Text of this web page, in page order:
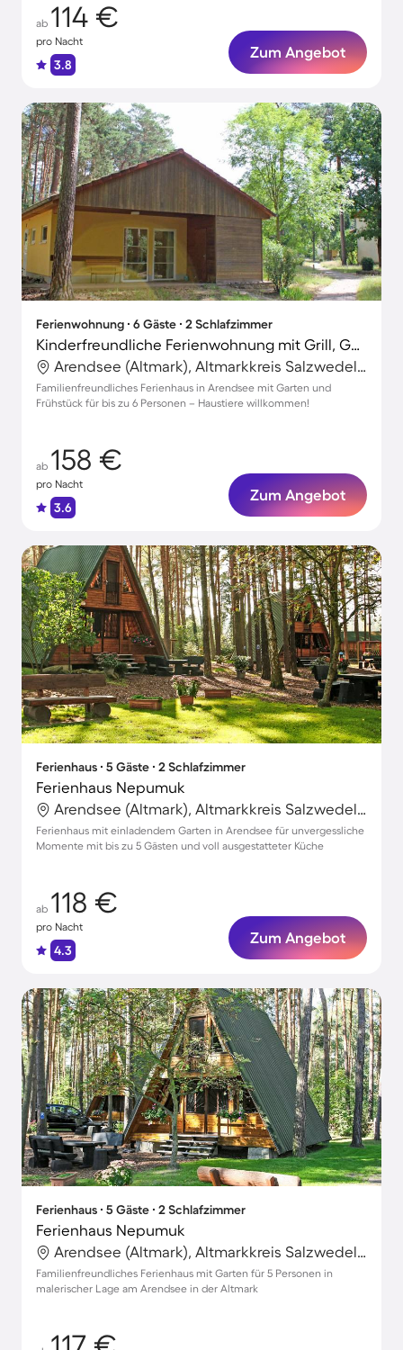
ab 114 €
pro Nacht
3.8
Zum Angebot
Ferienwohnung ∙ 6 Gäste ∙ 2 Schlafzimmer
Kinderfreundliche Ferienwohnung mit Grill, Garten und Terrasse | Neben dem Strand | Haustiere erlaubt
Arendsee (Altmark), Altmarkkreis Salzwedel, Deutschland
Familienfreundliches Ferienhaus in Arendsee mit Garten und
Frühstück für bis zu 6 Personen – Haustiere willkommen!
ab 158 €
pro Nacht
3.6
Zum Angebot
Ferienhaus ∙ 5 Gäste ∙ 2 Schlafzimmer
Ferienhaus Nepumuk
Arendsee (Altmark), Altmarkkreis Salzwedel, Deutschland
Ferienhaus mit einladendem Garten in Arendsee für unvergessliche
Momente mit bis zu 5 Gästen und voll ausgestatteter Küche
ab 118 €
pro Nacht
4.3
Zum Angebot
Ferienhaus ∙ 5 Gäste ∙ 2 Schlafzimmer
Ferienhaus Nepumuk
Arendsee (Altmark), Altmarkkreis Salzwedel, Deutschland
Familienfreundliches Ferienhaus mit Garten für 5 Personen in
malerischer Lage am Arendsee in der Altmark